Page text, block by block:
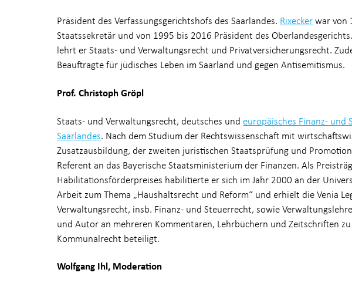
Präsident des Verfassungsgerichtshofs des Saarlandes. Rixeckerwar von
Staatssekretär und von 1995 bis 2016 Präsident des
lehrt er Staats- und Verwaltungsrecht und Privatversicherungsrecht.
Beauftragte für jüdisches Leben im Saarland und gegen Antisemitismus.
Prof. Christoph Gröpl
Staats- und Verwaltungsrecht, deutsches und europäisches Finanz-
Saarlandes. Nach dem Studium der Rechtswissenschaft mit
Zusatzausbildung, der zweiten juristischen Staatsprüfung und
Referent an das Bayerische Staatsministerium der Finanzen. Als
Habilitationsförderpreises habilitierte er sich im Jahr 2000 an der
Arbeit zum Thema „Haushaltsrecht und Reform“ und erhielt die Venia
Verwaltungsrecht, insb. Finanz- und Steuerrecht, sowie
und Autor an mehreren Kommentaren, Lehrbüchern und Zeitschriften
Kommunalrecht beteiligt.
Wolfgang Ihl, Moderation